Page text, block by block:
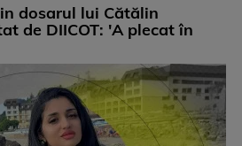
dosarul lui Cătălin
de DIICOT: 'A plecat în